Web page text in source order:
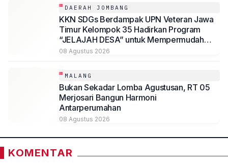
DAERAH JOMBANG
KKN SDGs Berdampak UPN Veteran Jawa
Timur Kelompok 35 Hadirkan Program
“JELAJAH DESA” untuk Mempermudah
Akses Informasi Desa Sambirejo
08 Agustus 2026
MALANG
Bukan Sekadar Lomba Agustusan, RT 05
Merjosari Bangun Harmoni
Antarperumahan
08 Agustus 2026
KOMENTAR